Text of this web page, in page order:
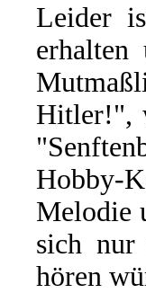
Leider
Hitler!",
Hobby-
Melodie
sich nur
hören